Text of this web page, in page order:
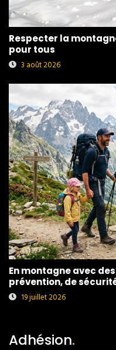
Respecter la
pour tous
3 août 2026
En montagne avec
prévention, de
19 juillet 2026
Adhésion.